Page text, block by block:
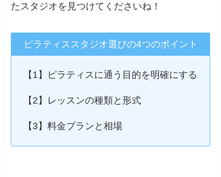
たスタジオを見つけてくださいね！
ピラティススタジオ選びの4つのポイント
【1】ピラティスに通う目的を明確にする
【2】レッスンの種類と形式
【3】料金プランと相場